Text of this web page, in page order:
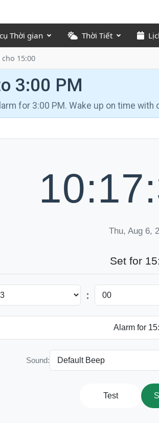
Thời gian Thời Tiết
15:00
3:00 PM
for 3:00 PM. Wake up on time
Thu, Aug 6,
Set for
:
Sound:
Test